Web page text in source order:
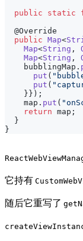
public
static
@Override
public Map<
Map<String ,
Map<String ,
    bubblingMap
.
put (
put (
} } ) ;
    map
. put (
return map ;
}
}
它持有
随后它重写了